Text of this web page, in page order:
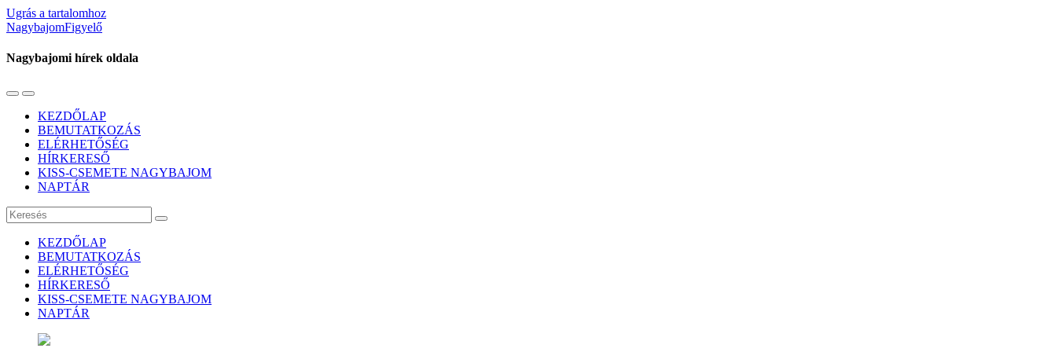
Ugrás a tartalomhoz
NagybajomFigyelő
Nagybajomi hírek oldala
Váltás
mobil
menüre
Használja
keresés
mezőt
KEZDŐLAP
BEMUTATKOZÁS
ELÉRHETŐSÉG
HÍRKERESŐ
KISS-CSEMETE NAGYBAJOM
NAPTÁR
Keresés
KEZDŐLAP
BEMUTATKOZÁS
ELÉRHETŐSÉG
HÍRKERESŐ
KISS-CSEMETE NAGYBAJOM
NAPTÁR